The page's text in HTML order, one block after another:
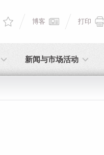
新闻与市场活动
博客 打印